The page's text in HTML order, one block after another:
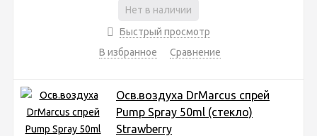
Нет в наличии
Быстрый просмотр
В избранное
Сравнение
Осв.воздуха DrMarcus спрей
Pump Spray 50ml (стекло)
Strawberry